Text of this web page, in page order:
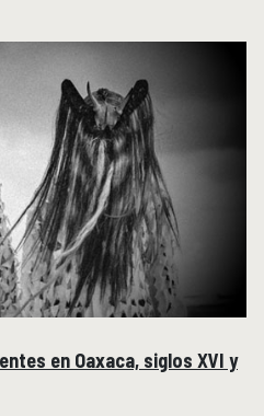
en Oaxaca, siglos XVI y